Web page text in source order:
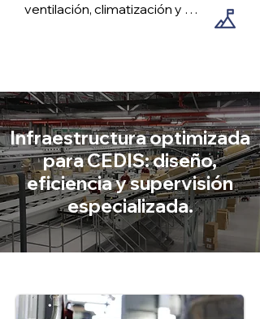
ventilación, climatización y
sistemas de transporte interno,
distribución.
Infraestructura optimizada
para CEDIS: diseño,
eficiencia y supervisión
especializada.